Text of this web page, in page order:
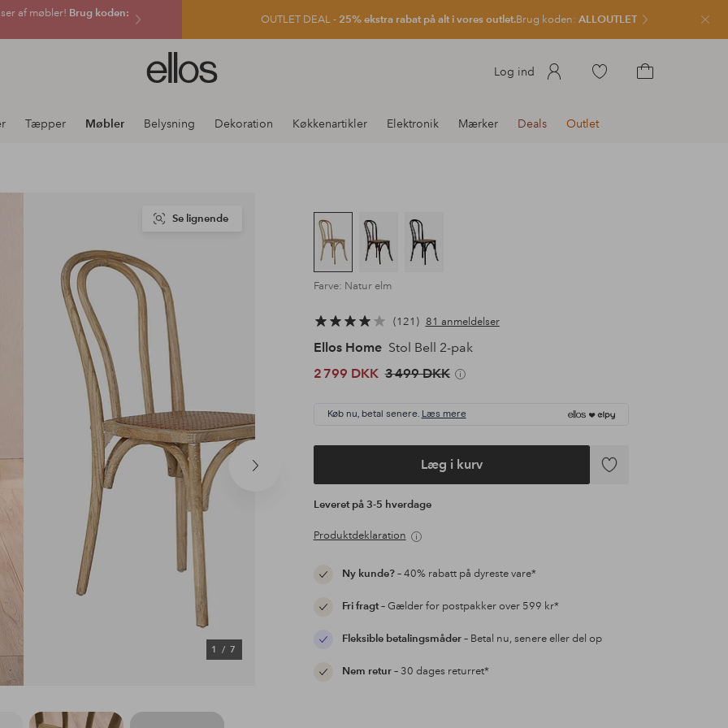
af møbler! Brug koden: OUTLET DEAL - 25% ekstra rabat på alt i vores outlet.Brug koden: ALLOUTLET Luk
Ellos
logo
gå
Log ind
Gå
produkter
Tæpper Møbler Belysning Dekoration Køkkenartikler Elektronik Mærker Deals Outlet
Næste
1/ 7
Se lignende
Farve: Natur elm
121 81 anmeldelser
Ellos Home Stol Bell 2-pak
2 799 DKK 3 499 DKK
Køb nu, betal senere. Læs mere
Læg i kurv
Tilføj
Leveret på 3-5 hverdage
Produktdeklaration
Ny kunde?– 40% rabatt på dyreste vare*
Fri fragt– Gælder for postpakker over 599 kr*
Fleksible betalingsmåder– Betal nu, senere eller del op
Nem retur– 30 dages returret*